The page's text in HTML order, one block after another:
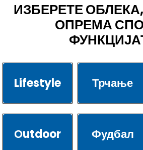
ИЗБЕРЕТЕ
ОПРЕМА
Lifestyle Трчање
Оutdoor Фудбал